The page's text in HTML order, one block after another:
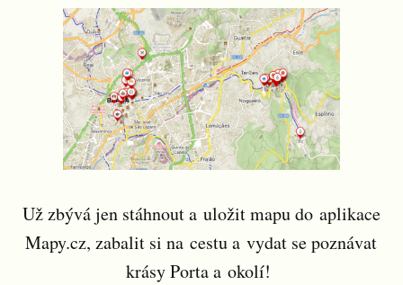
Už zbývá jen stáhnout a uložit mapu do aplikace
Mapy.cz, zabalit si na cestu a vydat se poznávat
krásy Porta a okolí!